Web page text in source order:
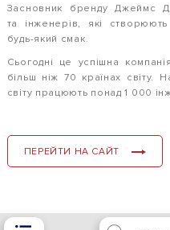
Засновник бренду Джеймс
та інженерів, які
будь-який смак.
Сьогодні це успішна
більш ніж 70 країнах світу.
світу працюють понад 1 000
ПЕРЕЙТИ НА САЙТ